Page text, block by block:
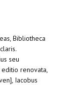
Bibliotheca
seu
renovata,
Iacobus